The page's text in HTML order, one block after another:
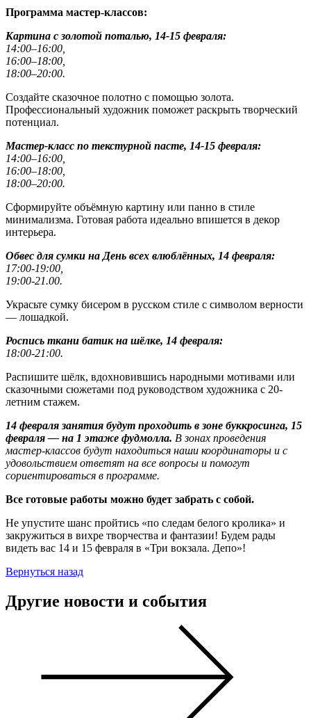
Программа мастер-классов:
Картина с золотой поталью, 14-15 февраля:
14:00–16:00,
16:00–18:00,
18:00–20:00.
Создайте сказочное полотно с помощью золота.
Профессиональный художник поможет раскрыть творческий
потенциал.
Мастер-класс по текстурной пасте, 14-15 февраля:
14:00–16:00,
16:00–18:00,
18:00–20:00.
Сформируйте объёмную картину или панно в стиле
минимализма. Готовая работа идеально впишется в декор
интерьера.
Обвес для сумки на День всех влюблённых, 14 февраля:
17:00-19:00,
19:00-21.00.
Украсьте сумку бисером в русском стиле с символом верности
— лошадкой.
Роспись ткани батик на шёлке, 14 февраля:
18:00-21:00.
Распишите шёлк, вдохновившись народными мотивами или
сказочными сюжетами под руководством художника с 20-
летним стажем.
14 февраля занятия будут проходить в зоне буккросинга, 15
февраля — на 1 этаже фудмолла. В зонах проведения
мастер-классов будут находиться наши координаторы и с
удовольствием ответят на все вопросы и помогут
сориентироваться в программе.
Все готовые работы можно будет забрать с собой.
Не упустите шанс пройтись «по следам белого кролика» и
закружиться в вихре творчества и фантазии! Будем рады
видеть вас 14 и 15 февраля в «Три вокзала. Депо»!
Вернуться назад
Другие новости и события